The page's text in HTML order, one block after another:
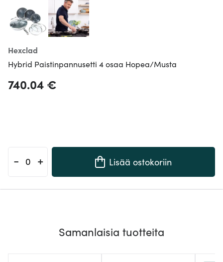
Hexclad
Hybrid Paistinpannusetti 4 osaa Hopea/Musta
740.04 €
- + Lisää ostokoriin
Samanlaisia tuotteita